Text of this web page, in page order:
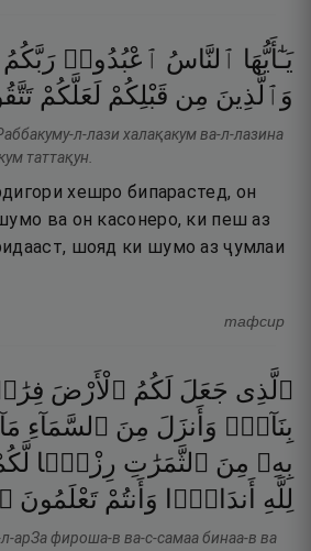
يَـٰٓأَيُّهَا ٱلنَّاسُ ٱعْبُدُوا۟ رَبَّكُمُ
وَٱلَّذِينَ مِن قَبْلِكُمْ لَعَلَّكُمْ
л-лази халақакум ва-л-лазина
таттақун.
хешро бипарастед, он
ва он касонеро, ки пеш аз
шояд ки шумо аз ҷумлаи
тафсир
ٱلَّذِى جَعَلَ لَكُمُ ٱلْأَرْضَ
بِنَآءًۭ وَأَنزَلَ مِنَ ٱلسَّمَآءِ
بِهِۦ مِنَ ٱلثَّمَرَٰتِ رِزْقًۭا
لِلَّهِ
أَندَادًۭا وَأَنتُمْ تَعْلَمُونَ ۝
арЗа фироша-в ва-с-самаа бинаа-в ва